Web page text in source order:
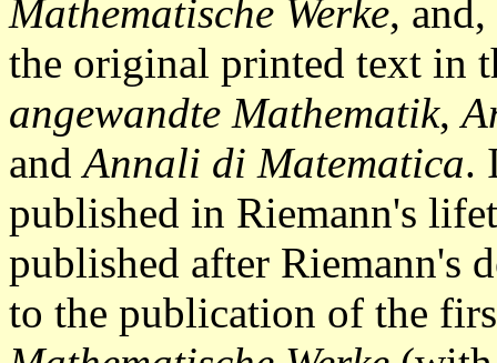
Mathematische Werke,
the original printed text in
angewandte Mathematik,
andAnnali di Matematica.
published in Riemann's
published after Riemann's
to the publication of the